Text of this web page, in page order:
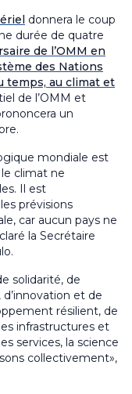
donnera le coup
durée de quatre
de l’OMM en
des Nations
temps, au climat et
de l’OMM et
un
mondiale est
climat ne
Il est
prévisions
car aucun pays ne
la Secrétaire
solidarité, de
et de
résilient, de
infrastructures et
services, la science
collectivement»,